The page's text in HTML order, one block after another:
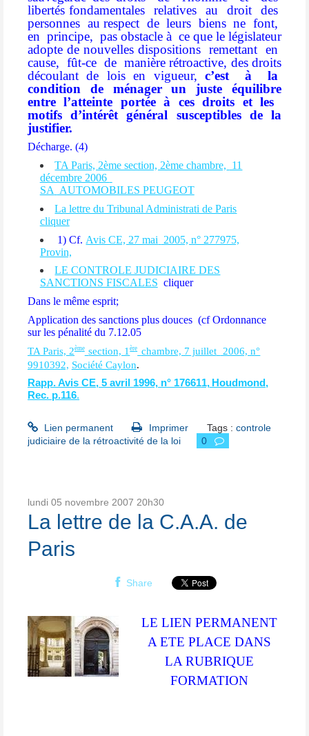
libertés fondamentales
relatives au droit
des
personnes au respect de leurs biens ne font,
en principe, pas obstacle à ce que le législateur
adopte de nouvelles dispositions remettant en
cause, fût-ce de manière rétroactive, des droits
découlant de lois en vigueur,c’est à
la
condition
de ménager un juste
équilibre
entre l’atteinte portée à ces droits et les
motifs d’intérêt général susceptibles de la
justifier.
Décharge. (4)
TA Paris, 2ème section, 2ème chambre, 11
décembre 2006
SA AUTOMOBILES PEUGEOT
La lettre du Tribunal Administrati de Paris
cliquer
1) Cf. Avis CE, 27 mai 2005, n° 277975,
Provin,
LE CONTROLE JUDICIAIRE DES
SANCTIONS FISCALES cliquer
Dans le même esprit;
Application des sanctions plus douces (cf Ordonnance
sur les pénalité du 7.12.05
TA Paris, 2ème section, 1ère chambre, 7 juillet
2006, n°
9910392, Société Caylon.
Rapp. Avis CE, 5 avril 1996, n° 176611,Houdmond,
Rec. p.116.
Lien permanent Imprimer Tags : controle
judiciaire de la rétroactivité de la loi
0
lundi 05 novembre 2007 20h30
La lettre de la C.A.A. de
Paris
Share
LE LIEN PERMANENT
A ETE PLACE DANS
LA RUBRIQUE
FORMATION